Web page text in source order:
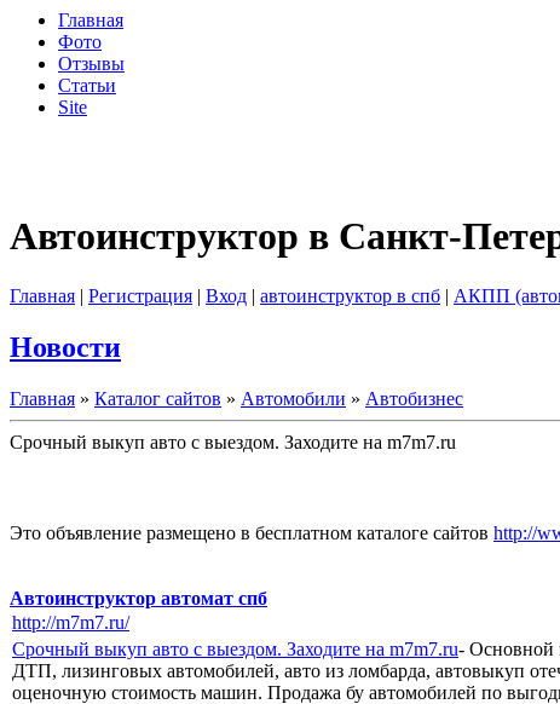
Главная
Фото
Отзывы
Статьи
Site
Автоинструктор в Санкт-
Главная | Регистрация | Вход | автоинструктор в спб | АКПП
Новости
Главная » Каталог сайтов » Автомобили » Автобизнес
Срочный выкуп авто с выездом. Заходите на m7m7.ru
Это объявление размещено в бесплатном каталоге сайтов http://
Автоинструктор автомат спб
http://m7m7.ru/
Срочный выкуп авто с выездом. Заходите на m7m7.ru- Основной
ДТП, лизинговых автомобилей, авто из ломбарда, автовыкуп
оценочную стоимость машин. Продажа бу автомобилей по